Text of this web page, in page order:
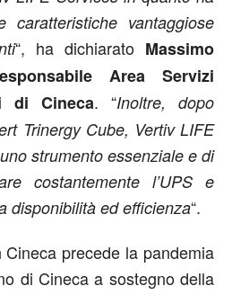
caratteristiche vantaggiose
“, ha dichiarato Massimo
Area Servizi
di Cineca. “Inoltre, dopo
Trinergy Cube, Vertiv LIFE
strumento essenziale e di
costantemente l’UPS e
disponibilità ed efficienza“.
precede la pandemia
di Cineca a sostegno della